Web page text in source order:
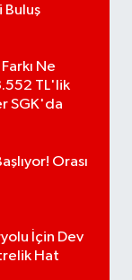
Buluş
Ne
TL'lik
SGK'da
Orası
İçin Dev
Hat